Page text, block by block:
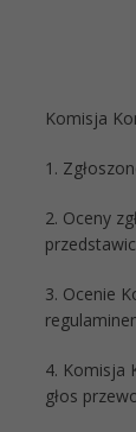
Komisja
1.
2. Oceny
3. Ocenie
4. Komisja
głos